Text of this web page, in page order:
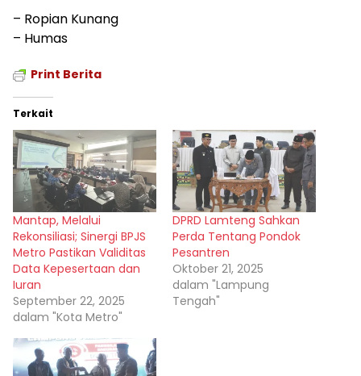
– Ropian Kunang
– Humas
Print Berita
Terkait
Mantap, Melalui
Rekonsiliasi; Sinergi BPJS
Metro Pastikan Validitas
Data Kepesertaan dan
Iuran
September 22, 2025
dalam "Kota Metro"
DPRD Lamteng Sahkan
Perda Tentang Pondok
Pesantren
Oktober 21, 2025
dalam "Lampung
Tengah"